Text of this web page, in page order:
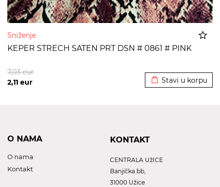
Sniženje
KEPER STRECH SATEN PRT DSN # 0861 # PINK
2,11 eur
7,03eur
Stavi u korpu
O NAMA
O nama
Kontakt
KONTAKT
CENTRALA UžICE
Banjička bb,
31000 Užice